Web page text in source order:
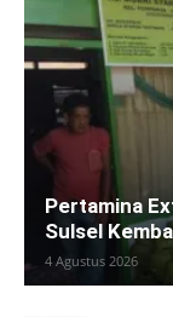
Pertamina
Sulsel
4 Agustus 2026